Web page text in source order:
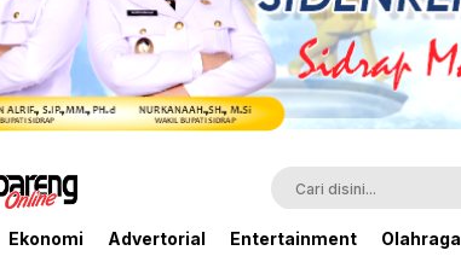
OnlineAnda
Ekonomi Advertorial Entertainment Olahraga